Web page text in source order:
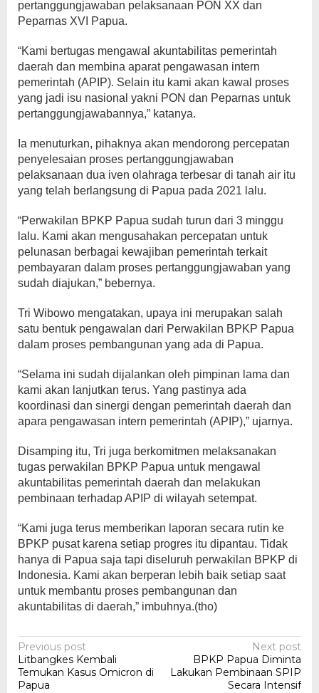
pertanggungjawaban pelaksanaan PON XX dan
Peparnas XVI Papua.
“Kami bertugas mengawal akuntabilitas pemerintah
daerah dan membina aparat pengawasan intern
pemerintah (APIP). Selain itu kami akan kawal proses
yang jadi isu nasional yakni PON dan Peparnas untuk
pertanggungjawabannya,” katanya.
Ia menuturkan, pihaknya akan mendorong percepatan
penyelesaian proses pertanggungjawaban
pelaksanaan dua iven olahraga terbesar di tanah air itu
yang telah berlangsung di Papua pada 2021 lalu.
“Perwakilan BPKP Papua sudah turun dari 3 minggu
lalu. Kami akan mengusahakan percepatan untuk
pelunasan berbagai kewajiban pemerintah terkait
pembayaran dalam proses pertanggungjawaban yang
sudah diajukan,” bebernya.
Tri Wibowo mengatakan, upaya ini merupakan salah
satu bentuk pengawalan dari Perwakilan BPKP Papua
dalam proses pembangunan yang ada di Papua.
“Selama ini sudah dijalankan oleh pimpinan lama dan
kami akan lanjutkan terus. Yang pastinya ada
koordinasi dan sinergi dengan pemerintah daerah dan
apara pengawasan intern pemerintah (APIP),” ujarnya.
Disamping itu, Tri juga berkomitmen melaksanakan
tugas perwakilan BPKP Papua untuk mengawal
akuntabilitas pemerintah daerah dan melakukan
pembinaan terhadap APIP di wilayah setempat.
“Kami juga terus memberikan laporan secara rutin ke
BPKP pusat karena setiap progres itu dipantau. Tidak
hanya di Papua saja tapi diseluruh perwakilan BPKP di
Indonesia. Kami akan berperan lebih baik setiap saat
untuk membantu proses pembangunan dan
akuntabilitas di daerah,” imbuhnya.(tho)
Post
navigation
Previous post
Litbangkes Kembali
Temukan Kasus Omicron di
Papua
Next post
BPKP Papua Diminta
Lakukan Pembinaan SPIP
Secara Intensif